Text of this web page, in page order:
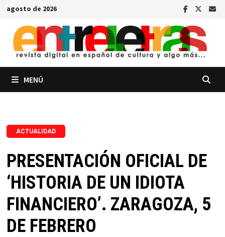
Saltar
contenido
agosto de 2026
MENÚ
ACTUALIDAD
PRESENTACIÓN OFICIAL DE
‘HISTORIA DE UN IDIOTA
FINANCIERO’. ZARAGOZA, 5
DE FEBRERO